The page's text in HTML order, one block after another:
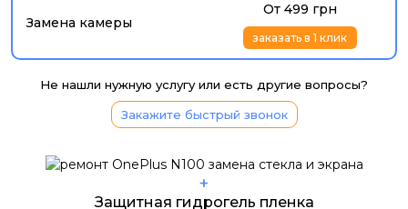
Замена камеры
От 499 грн
заказать в 1 клик
Не нашли нужную услугу или есть другие вопросы?
Закажите быстрый звонок
+
Защитная гидрогель пленка